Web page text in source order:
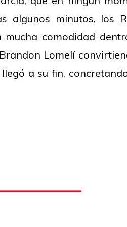
algunos minutos, los
comodidad
Lomelí
a su fin,